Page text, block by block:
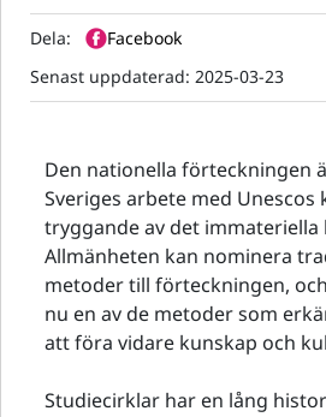
Dela:
Facebook
Senast uppdaterad: 2025-03-23
Den nationella förteckningen
Sveriges arbete med Unescos
tryggande av det
Allmänheten kan nominera
metoder till förteckningen,
nu en av de metoder som
att föra vidare kunskap och
Studiecirklar har en lång